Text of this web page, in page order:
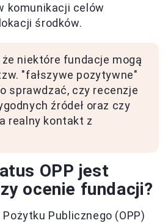
komunikacji celów
środków.
niektóre fundacje mogą
"fałszywe pozytywne"
sprawdzać, czy recenzje
źródeł oraz czy
realny kontakt z
OPP jest
ocenie fundacji?
Publicznego (OPP)